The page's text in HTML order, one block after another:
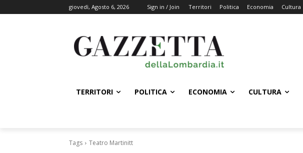
giovedì, Agosto 6, 2026 Sign in / Join Territori Politica Economia Cultura
TERRITORI POLITICA ECONOMIA CULTURA
Tags Teatro Martinitt